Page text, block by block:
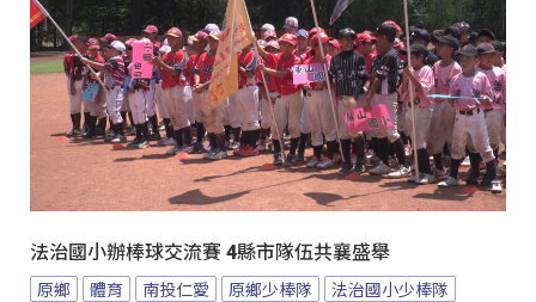
法治國小辦棒球交流賽 4縣市隊伍共襄盛舉
原鄉 體育 南投仁愛 原鄉少棒隊 法治國小少棒隊